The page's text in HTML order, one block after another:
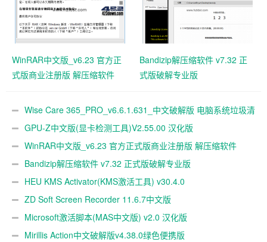
WinRAR中文版_v6.23 官方正
式版商业注册版 解压缩软件
Bandizip解压缩软件 v7.32 正
式版破解专业版
Wise Care 365_PRO_v6.6.1.631_中文破解版 电脑系统垃圾清
理软件GPU-Z中文版(显卡检测工具)V2.55.00 汉化版
WinRAR中文版_v6.23 官方正式版商业注册版 解压缩软件
Bandizip解压缩软件 v7.32 正式版破解专业版
HEU KMS Activator(KMS激活工具) v30.4.0
ZD Soft Screen Recorder 11.6.7中文版
Microsoft激活脚本(MAS中文版) v2.0 汉化版
Mirillis Action中文破解版v4.38.0绿色便携版